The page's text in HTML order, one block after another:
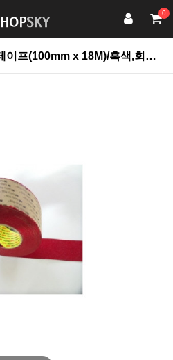
0
색,회색,갈색,청색,녹색,적색,노랑색 > 유아동/바닥재